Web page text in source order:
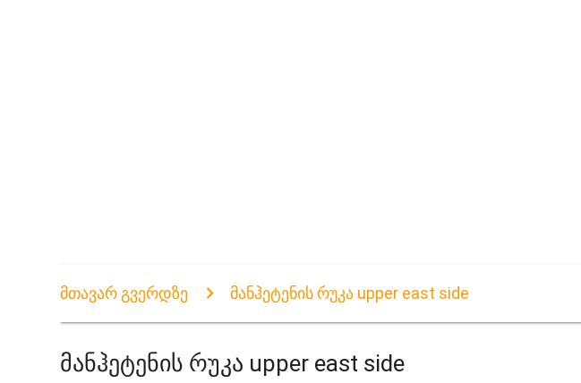
მთავარ გვერდზე მანჰეტენის რუკა upper east side
მანჰეტენის რუკა upper east side